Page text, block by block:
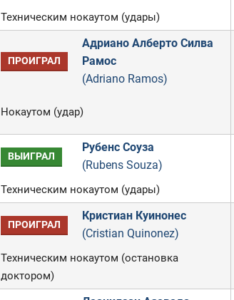
Техническим нокаутом (удары)
ПРОИГРАЛ
Адриано Алберто Силва
Рамос
(Adriano Ramos)
Нокаутом (удар)
ВЫИГРАЛ
Рубенс Соуза
(Rubens Souza)
Техническим нокаутом (удары)
ПРОИГРАЛ
Кристиан Куинонес
(Cristian Quinonez)
Техническим нокаутом (остановка
доктором)